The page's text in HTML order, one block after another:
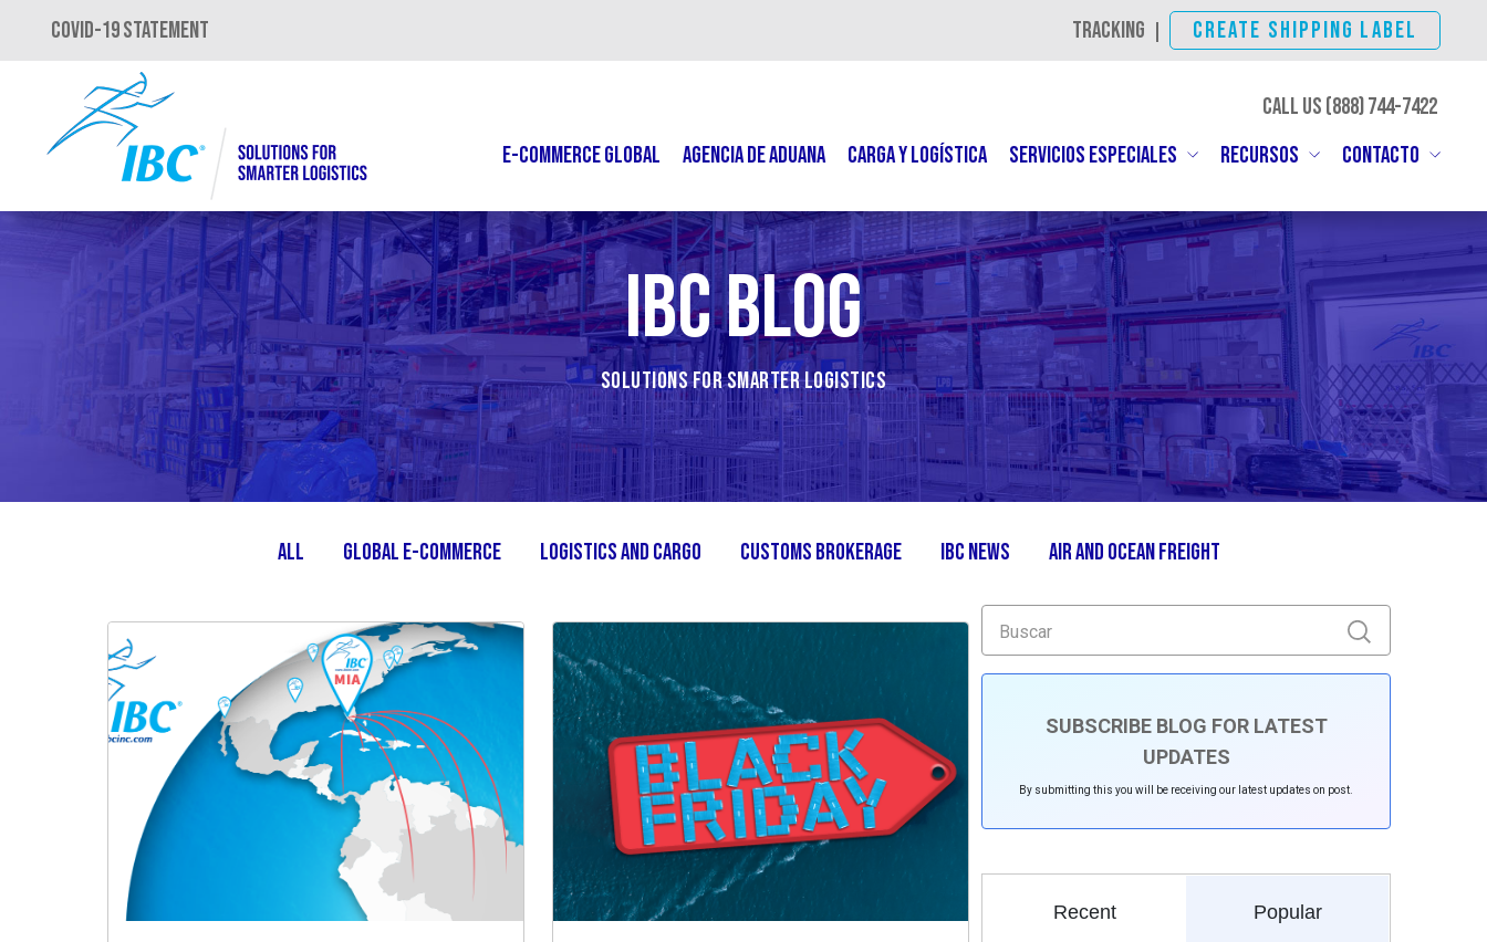
COVID-19 STATEMENT TRACKING CREATE SHIPPING LABEL
CALL US (888)SHIP-IBC
E-COMMERCE GLOBAL
AGENCIA DE ADUANA CARGA Y LOGÍSTICA SERVICIOS ESPECIALES RECURSOS CONTACTO
IBC Blog
Solutions for Smarter Logistics
All Global E-Commerce Logistics and Cargo Customs Brokerage IBC News Air and Ocean Freight
SUBSCRIBE BLOG FOR LATEST
UPDATES
By submitting this you will be receiving our latest updates on post.
Recent Popular